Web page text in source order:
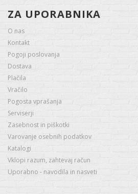
ZA UPORABNIKA
O nas
Kontakt
Pogoji poslovanja
Dostava
Plačila
Vračilo
Pogosta vprašanja
Serviserji
Zasebnost in piškotki
Varovanje osebnih podatkov
Katalogi
Vklopi razum, zahtevaj račun
Uporabno - navodila in nasveti